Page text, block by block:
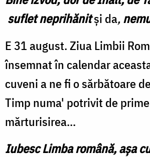
suflet neprihănitși da,
E 31 august. Ziua Limbii
însemnat în calendar
cuveni a ne fi o sărbătoare
Timp numa' potrivit de
mărturisirea...
Iubesc Limba română, așa